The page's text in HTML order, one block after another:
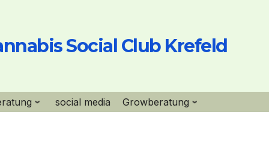
Social Club Krefeld
social media Growberatung